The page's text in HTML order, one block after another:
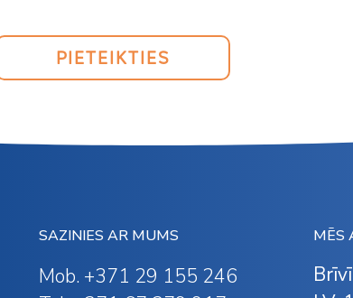
PIETEIKTIES
SAZINIES AR MUMS
Mob. +371 29 155 246
MĒS